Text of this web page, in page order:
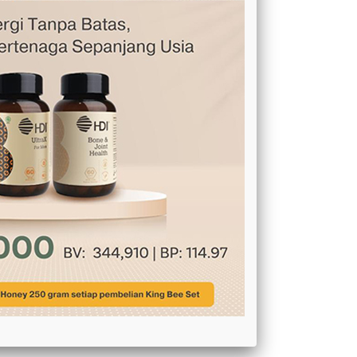
ANAK SAYA
HDI PROPOELIX™ MENJAGA KELUARGA
SAYA TETAP SEHAT
MERASAKAN BANYAK MANFAAT HDI
ORIGINS™ ROYAL JELLY LIQUID
PRODUK HDI MEMBANTU KESUBURAN
RAMBU
BERSIH, HARUM DAN NYAMAN
PENGOBATAN HERBAL UNTUK BATUK
DAN SAKIT TENGGOROKAN
BERAT BADAN IDEAL DENGAN PRODUK
PERLEBAHAN
Terlepas dari Preeklamsia Ketika Hamil
dengan Bantuan Produk Alami HDI